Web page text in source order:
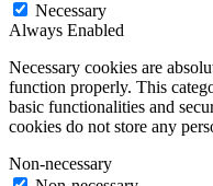
Necessary
Always Enabled
Necessary cookies are
function properly. This
basic functionalities and
cookies do not store any
Non-necessary